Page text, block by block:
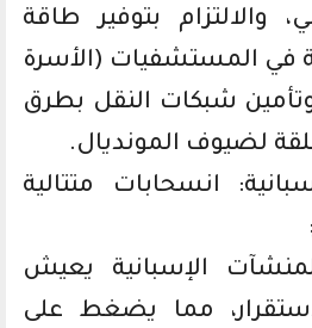
والالتزام بتوفير طاقة
في المستشفيات (الأسرة
وتأمين شبكات النقل بطرق
لضيوف المونديال.
انسحابات متتالية
الإسبانية يعيش
مما يضغط على